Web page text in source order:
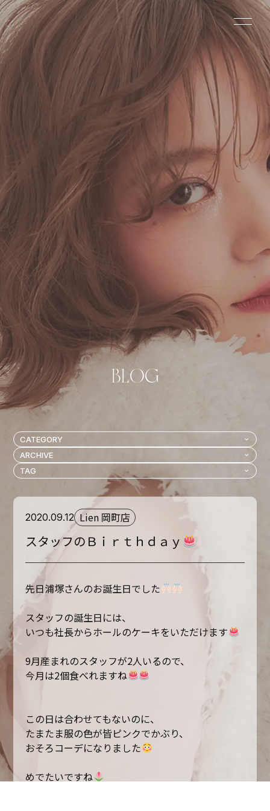
2020.09.12 Lien 岡町店
スタッフのＢｉｒｔｈｄａｙ
先日浦塚さんのお誕生日でした
スタッフの誕生日には、
いつも社長からホールのケーキをいただけます
9月産まれのスタッフが2人いるので、
今月は2個食べれますね
この日は合わせてもないのに、
たまたま服の色が皆ピンクでかぶり、
おそろコーデになりました
めでたいですね